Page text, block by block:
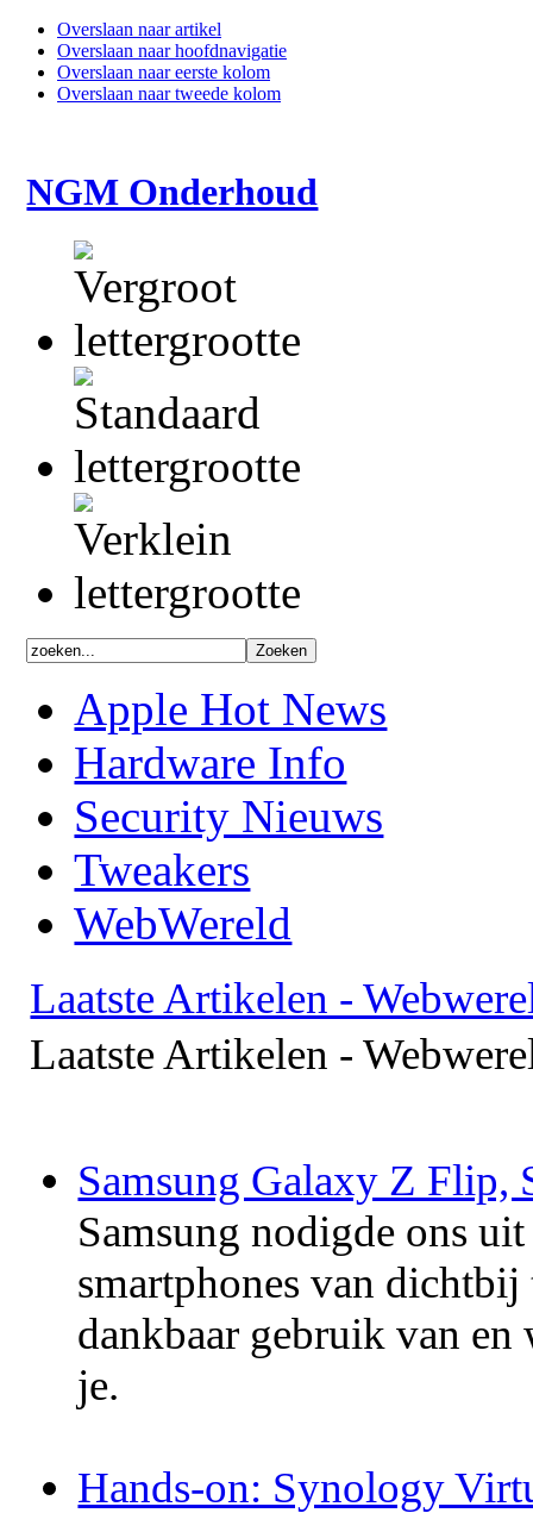
Overslaan naar artikel
Overslaan naar hoofdnavigatie
Overslaan naar eerste kolom
Overslaan naar tweede kolom
NGM Onderhoud
Apple Hot News
Hardware Info
Security Nieuws
Tweakers
WebWereld
Laatste Artikelen -
Laatste Artikelen -
Samsung Galaxy Z Flip,
Samsung nodigde ons
smartphones van
dankbaar gebruik van
je.
Hands-on: Synology